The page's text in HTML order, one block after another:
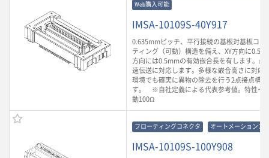
Web購入可能
IMSA-10109S-40Y917
0.635mmピッチ、平行接続の基板対基板コネ
ティング（可動）構造を備え、XY方向に
方向には0.5mmの有効嵌合長を有します。
速伝送に対応します。多様な嵌合高さに対応
環境でも確実に異物の除去を行う2点接点構
す。 ※自社定義による代表参考値。特性イ
動100Ω
フローティングコネクタ オートメーションコ
IMSA-10109S-100Y908